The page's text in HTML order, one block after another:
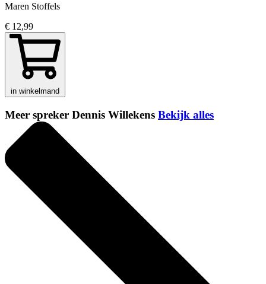
Maren Stoffels
€ 12,99
in winkelmand
Meer spreker Dennis Willekens Bekijk alles